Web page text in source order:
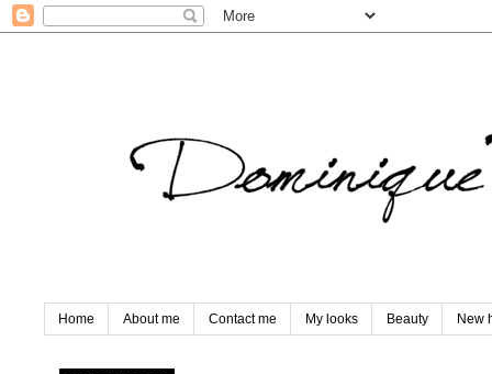
Home About me Contact me My looks Beauty New